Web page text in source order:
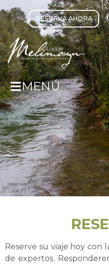
RESERVA AHORA
MENÚ
Reserve su viaje hoy con
de expertos.